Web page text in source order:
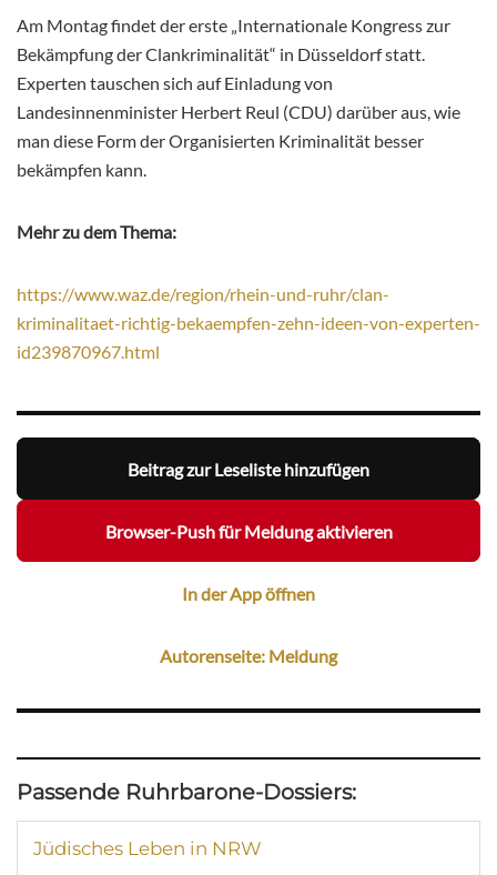
Am Montag findet der erste „Internationale Kongress zur
Bekämpfung der Clankriminalität“ in Düsseldorf statt.
Experten tauschen sich auf Einladung von
Landesinnenminister Herbert Reul (CDU) darüber aus, wie
man diese Form der Organisierten Kriminalität besser
bekämpfen kann.
Mehr zu dem Thema:
https://www.waz.de/region/rhein-und-ruhr/clan-
kriminalitaet-richtig-bekaempfen-zehn-ideen-von-experten-
id239870967.html
Beitrag zur Leseliste hinzufügen
Browser-Push für Meldung aktivieren
In der App öffnen
Autorenseite: Meldung
Passende Ruhrbarone-Dossiers:
Jüdisches Leben in NRW